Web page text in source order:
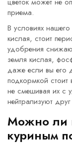
приема.
В условиях
кислая, стоит
удобрения
земля кислая,
даже если вы его
подкормкой стоит
не смешивая их с
нейтрализуют
Можно ли
куриным